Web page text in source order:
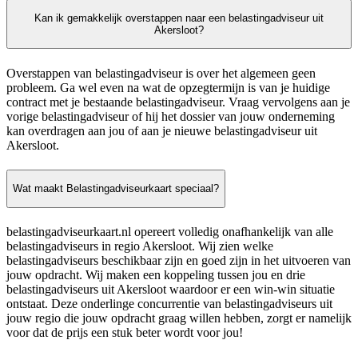
Kan ik gemakkelijk overstappen naar een belastingadviseur uit
Akersloot?
Overstappen van belastingadviseur is over het algemeen geen
probleem. Ga wel even na wat de opzegtermijn is van je huidige
contract met je bestaande belastingadviseur. Vraag vervolgens aan je
vorige belastingadviseur of hij het dossier van jouw onderneming
kan overdragen aan jou of aan je nieuwe belastingadviseur uit
Akersloot.
Wat maakt Belastingadviseurkaart speciaal?
belastingadviseurkaart.nl opereert volledig onafhankelijk van alle
belastingadviseurs in regio Akersloot. Wij zien welke
belastingadviseurs beschikbaar zijn en goed zijn in het uitvoeren van
jouw opdracht. Wij maken een koppeling tussen jou en drie
belastingadviseurs uit Akersloot waardoor er een win-win situatie
ontstaat. Deze onderlinge concurrentie van belastingadviseurs uit
jouw regio die jouw opdracht graag willen hebben, zorgt er namelijk
voor dat de prijs een stuk beter wordt voor jou!